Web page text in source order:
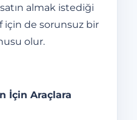
satın almak istediği
için de sorunsuz bir
olur.
İçin Araçlara